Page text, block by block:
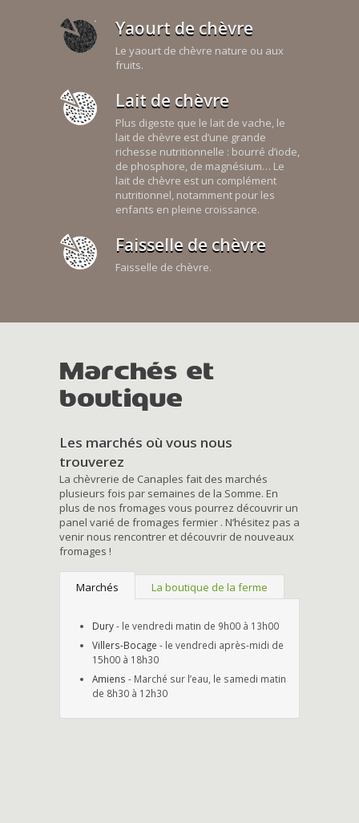
Yaourt de chèvre
Le yaourt de chèvre nature ou aux
fruits.
Lait de chèvre
Plus digeste que le lait de vache, le
lait de chèvre est d’une grande
richesse nutritionnelle : bourré d’iode,
de phosphore, de magnésium… Le
lait de chèvre est un complément
nutritionnel, notamment pour les
enfants en pleine croissance.
Faisselle de chèvre
Faisselle de chèvre.
Marchés et
boutique
Les marchés où vous nous
trouverez
La chèvrerie de Canaples fait des marchés
plusieurs fois par semaines de la Somme. En
plus de nos fromages vous pourrez découvrir un
panel varié de fromages fermier . N’hésitez pas a
venir nous rencontrer et découvrir de nouveaux
fromages !
Marchés La boutique de la ferme
Dury- le vendredi matin de 9h00 à 13h00
Villers-Bocage - le vendredi après-midi de
15h00 à 18h30
Amiens - Marché sur l’eau, le samedi matin
de 8h30 à 12h30